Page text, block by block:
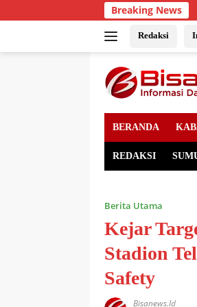
to
Breaking News
Redaksi
BERANDA
REDAKSI
Berita Utama
Kejar
Stadion
Safety
Bisanews.id